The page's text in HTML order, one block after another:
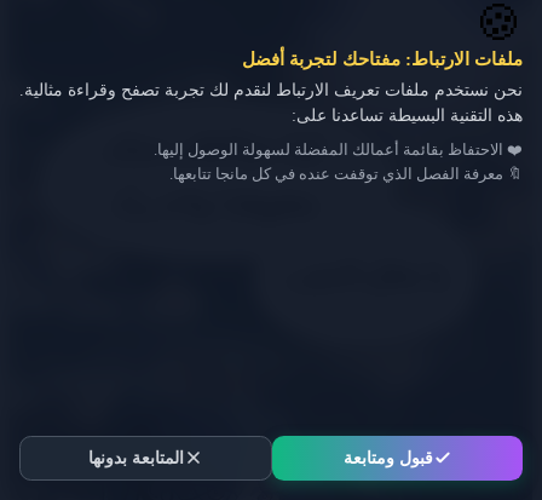
🍪
ملفات الارتباط: مفتاحك لتجربة أفضل
نحن نستخدم ملفات تعريف الارتباط لنقدم لك تجربة تصفح وقراءة مثالية.
هذه التقنية البسيطة تساعدنا على:
❤️ الاحتفاظ بقائمة أعمالك المفضلة لسهولة الوصول إليها.
🔖 معرفة الفصل الذي توقفت عنده في كل مانجا تتابعها.
قبول ومتابعة المتابعة بدونها